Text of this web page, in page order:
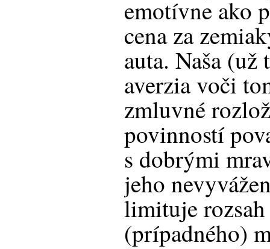
emotívne ako
cena za
auta. Naša
averzia voči
zmluvné
povinností
s dobrými
jeho
limituje
(prípadného)